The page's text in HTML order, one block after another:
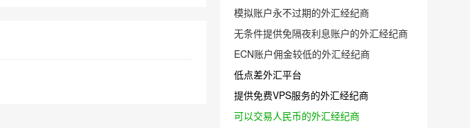
模拟账户永不过期的外汇经纪商
无条件提供免隔夜利息账户的外汇经纪商
ECN账户佣金较低的外汇经纪商
低点差外汇平台
提供免费VPS服务的外汇经纪商
可以交易人民币的外汇经纪商